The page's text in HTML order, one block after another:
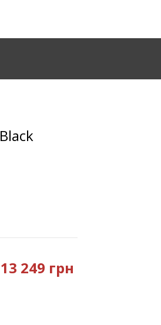
Black
13 249 грн